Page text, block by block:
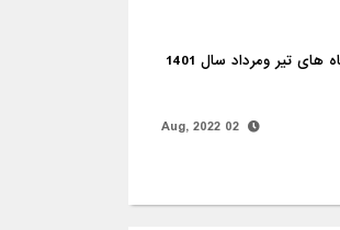
حجاب، نگاه دوباره - قسمت اول سابقه تاریخی لباس و پوشش انسان از دیدگاه قرآن با گرم شدن هوا در ماه های تیر ومرداد سال 1401
02 Aug, 2022